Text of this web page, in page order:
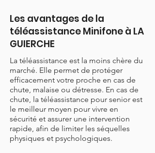
Les avantages de la
téléassistance Minifone à LA
GUIERCHE
La téléassistance est la moins chère du
marché. Elle permet de protéger
efficacement votre proche en cas de
chute, malaise ou détresse. En cas de
chute, la téléassistance pour senior est
le meilleur moyen pour vivre en
sécurité et assurer une intervention
rapide, afin de limiter les séquelles
physiques et psychologiques.